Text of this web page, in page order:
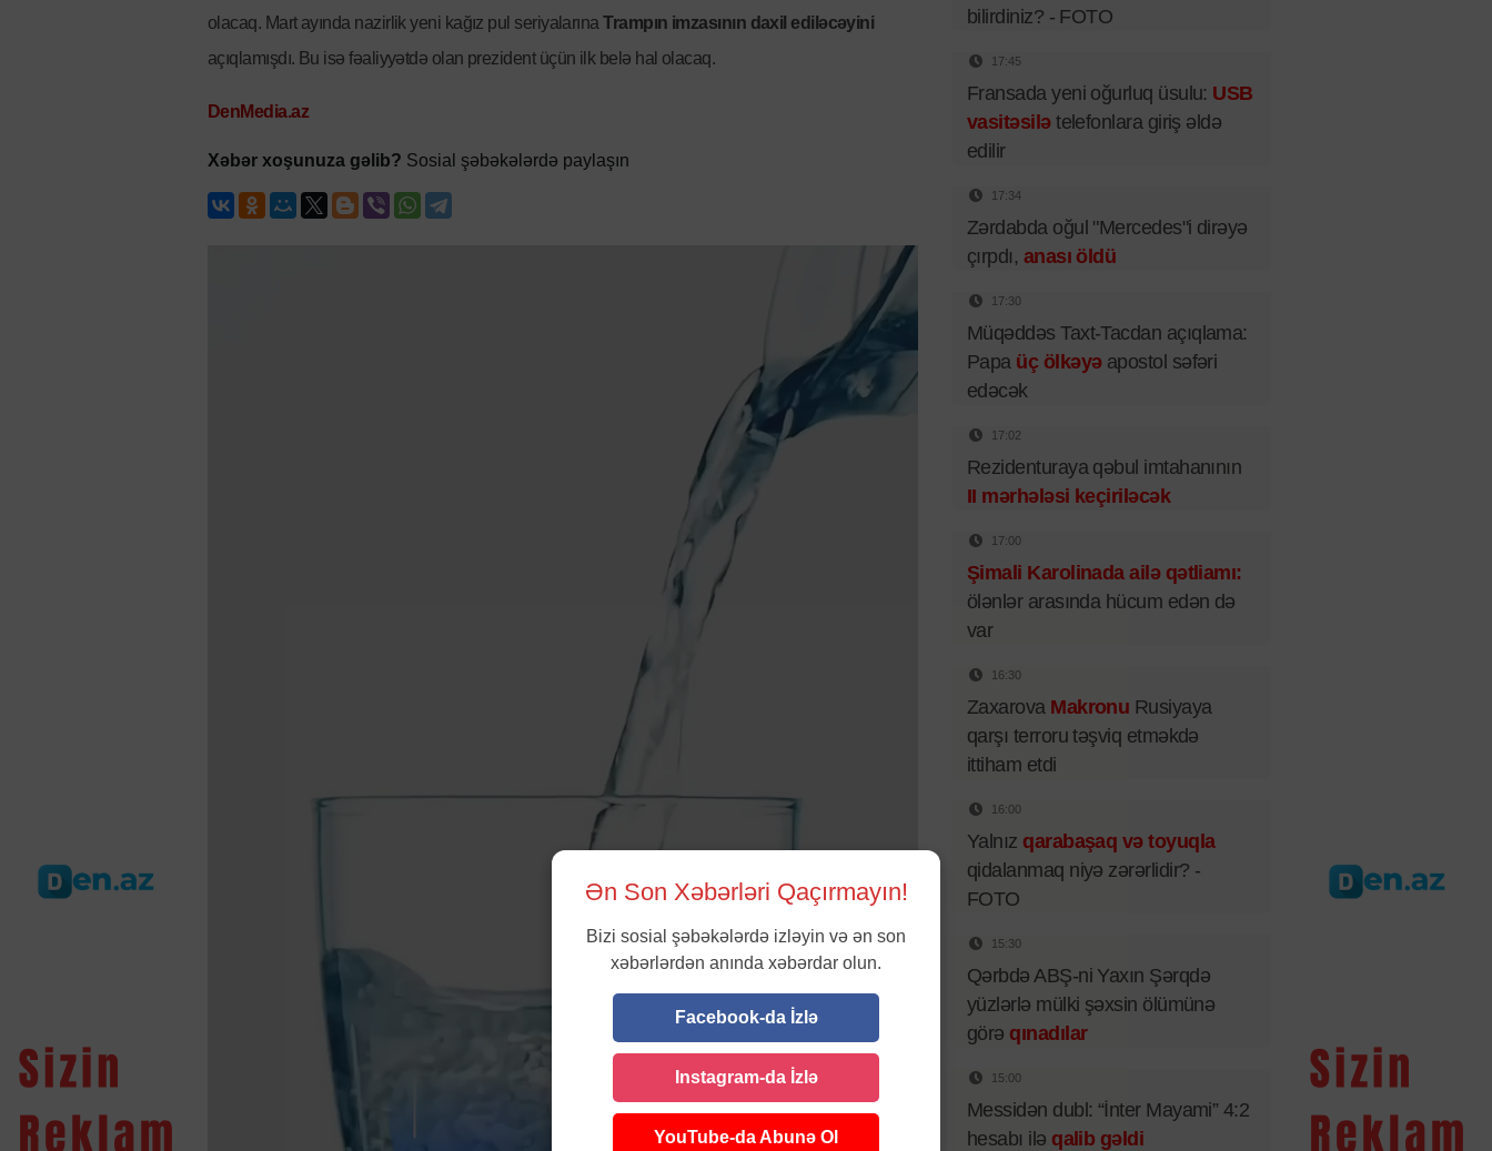
olacaq. Mart ayında nazirlik yeni kağız pul seriyalarınaTrampın imzasının daxil ediləcəyini
açıqlamışdı. Bu isə fəaliyyətdə olan prezident üçün ilk belə hal olacaq.
DenMedia.az
Xəbər xoşunuza gəlib? Sosial şəbəkələrdə paylaşın
bilirdiniz? - FOTO
17:45
Fransada yeni oğurluq üsulu: USB
vasitəsilətelefonlara giriş əldə
edilir
17:34
Zərdabda oğul "Mercedes"i dirəyə
çırpdı, anası öldü
17:30
Müqəddəs Taxt-Tacdan açıqlama:
Papa üç ölkəyəapostol səfəri
edəcək
17:02
Rezidenturaya qəbul imtahanının
II mərhələsi keçiriləcək
17:00
Şimali Karolinada ailə qətliamı:
ölənlər arasında hücum edən də
var
16:30
Zaxarova Makronu Rusiyaya
qarşı terroru təşviq etməkdə
ittiham etdi
16:00
Yalnız qarabaşaq və toyuqla
qidalanmaq niyə zərərlidir? -
FOTO
15:30
Qərbdə ABŞ-ni Yaxın Şərqdə
yüzlərlə mülki şəxsin ölümünə
görə qınadılar
15:00
Messidən dubl: “İnter Mayami” 4:2
hesabı ilə qalib gəldi
Ən Son Xəbərləri Qaçırmayın!
Bizi sosial şəbəkələrdə izləyin və ən son
xəbərlərdən anında xəbərdar olun.
Facebook-da İzlə
Instagram-da İzlə
YouTube-da Abunə Ol